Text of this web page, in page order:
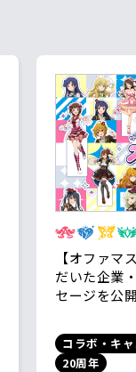
【オファマ
だいた企業
セージを公
コラボ・キ
20周年